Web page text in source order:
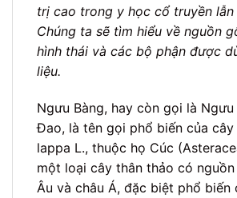
trị cao trong y học cổ truyền lẫn
Chúng ta sẽ tìm hiểu về nguồn
hình thái và các bộ phận được
liệu.
Ngưu Bàng, hay còn gọi là
Đao, là tên gọi phổ biến của cây
lappa L., thuộc họ Cúc
một loại cây thân thảo có
Âu và châu Á, đặc biệt phổ biến